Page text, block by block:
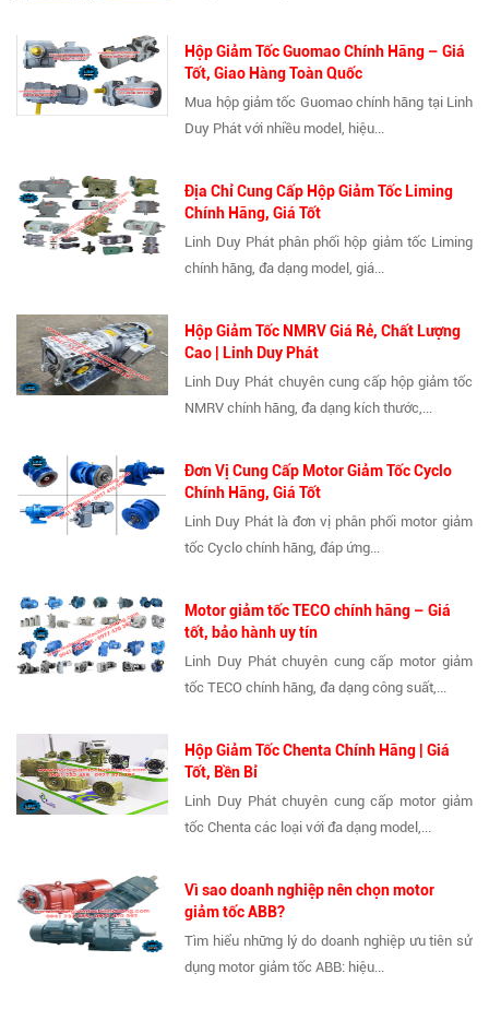
Hộp Giảm Tốc Guomao Chính Hãng – Giá
Tốt, Giao Hàng Toàn Quốc
Mua hộp giảm tốc Guomao chính hãng tại Linh
Duy Phát với nhiều model, hiệu...
Địa Chỉ Cung Cấp Hộp Giảm Tốc Liming
Chính Hãng, Giá Tốt
Linh Duy Phát phân phối hộp giảm tốc Liming
chính hãng, đa dạng model, giá...
Hộp Giảm Tốc NMRV Giá Rẻ, Chất Lượng
Cao | Linh Duy Phát
Linh Duy Phát chuyên cung cấp hộp giảm tốc
NMRV chính hãng, đa dạng kích thước,...
Đơn Vị Cung Cấp Motor Giảm Tốc Cyclo
Chính Hãng, Giá Tốt
Linh Duy Phát là đơn vị phân phối motor giảm
tốc Cyclo chính hãng, đáp ứng...
Motor giảm tốc TECO chính hãng – Giá
tốt, bảo hành uy tín
Linh Duy Phát chuyên cung cấp motor giảm
tốc TECO chính hãng, đa dạng công suất,...
Hộp Giảm Tốc Chenta Chính Hãng | Giá
Tốt, Bền Bỉ
Linh Duy Phát chuyên cung cấp motor giảm
tốc Chenta các loại với đa dạng model,...
Vì sao doanh nghiệp nên chọn motor
giảm tốc ABB?
Tìm hiểu những lý do doanh nghiệp ưu tiên sử
dụng motor giảm tốc ABB: hiệu...